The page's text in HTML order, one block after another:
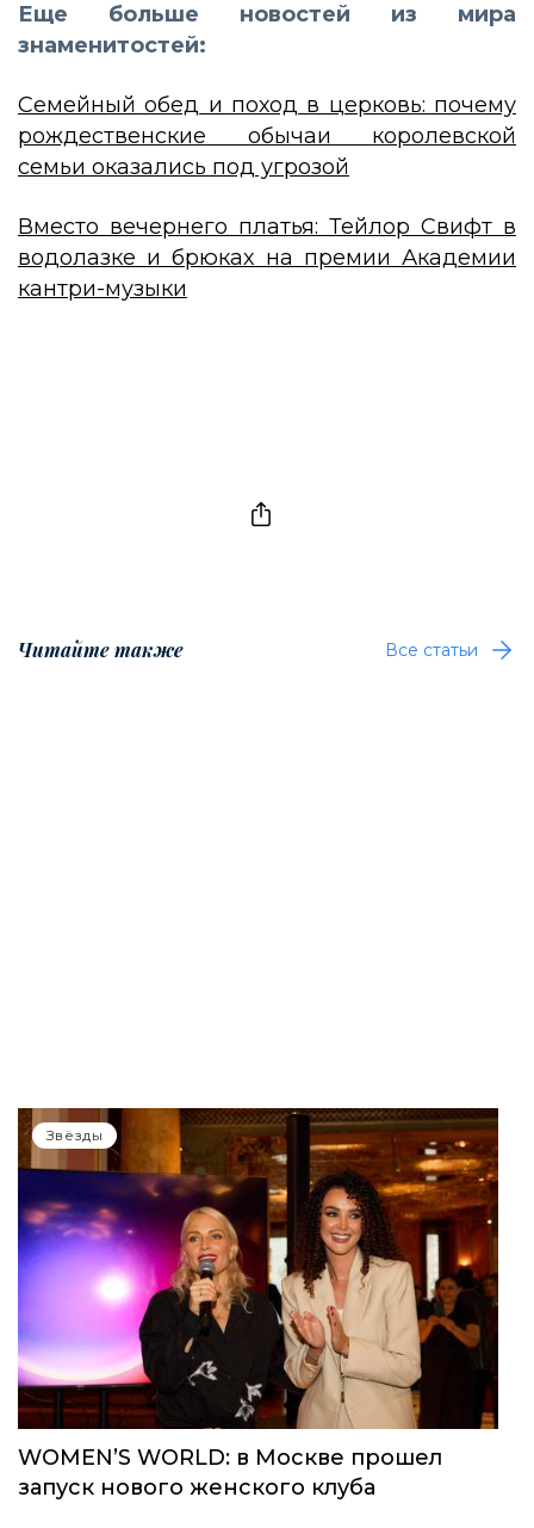
Еще больше новостей из мира
знаменитостей:
Семейный обед и поход в церковь: почему
рождественские обычаи королевской
семьи оказались под угрозой
Вместо вечернего платья: Тейлор Свифт в
водолазке и брюках на премии Академии
кантри-музыки
Читайте также Все статьи
Звёзды
WOMEN’S WORLD: в Москве прошел
запуск нового женского клуба